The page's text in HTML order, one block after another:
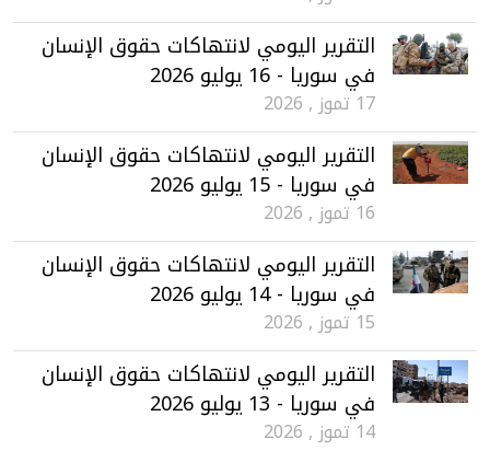
التقرير اليومي لانتهاكات حقوق الإنسان
في سوريا - 16 يوليو 2026
17 تموز , 2026
التقرير اليومي لانتهاكات حقوق الإنسان
في سوريا - 15 يوليو 2026
16 تموز , 2026
التقرير اليومي لانتهاكات حقوق الإنسان
في سوريا - 14 يوليو 2026
15 تموز , 2026
التقرير اليومي لانتهاكات حقوق الإنسان
في سوريا - 13 يوليو 2026
14 تموز , 2026